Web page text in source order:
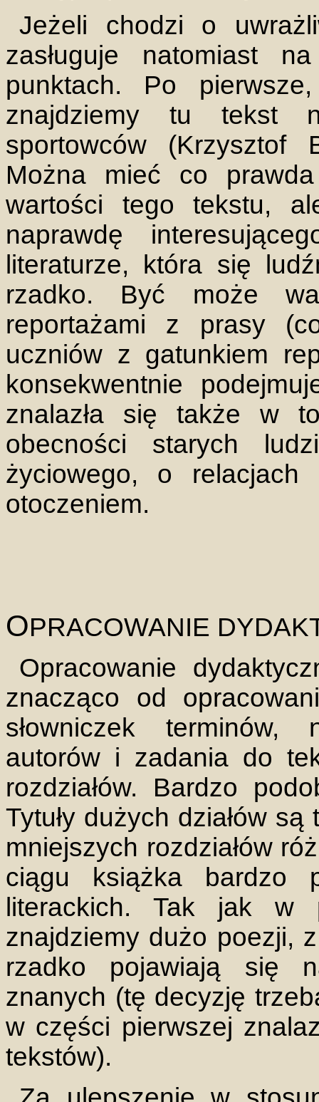
Jeżeli chodzi o
zasługuje natomiast
punktach. Po
znajdziemy tu tekst
sportowców (Krzysztof
Można mieć co
wartości tego tekstu,
naprawdę
literaturze, która się
rzadko. Być może
reportażami z prasy
uczniów z gatunkiem
konsekwentnie
znalazła się także w
obecności starych
życiowego, o
otoczeniem.
OPRACOWANIE
Opracowanie
znacząco od
słowniczek terminów,
autorów i zadania do
rozdziałów. Bardzo
Tytuły dużych działów
mniejszych rozdziałów
ciągu książka bardzo
literackich. Tak jak
znajdziemy dużo poezji,
rzadko pojawiają się
znanych (tę decyzję
w części pierwszej
tekstów).